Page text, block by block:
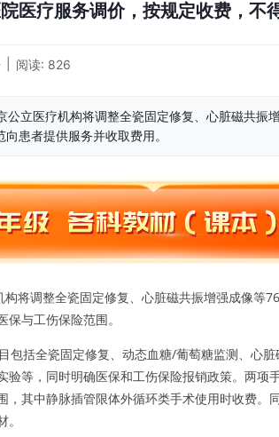
医疗服务调价，按规定收费，不
阅读: 826
公立医疗机构将调整全瓷固定修复、心脏磁共振
患者提供服务并收取费用。
将调整全瓷固定修复、心脏磁共振增强成像等
与工伤保险范围。
包括全瓷固定修复、动态血糖/葡萄糖监测、心
等，同时明确医保和工伤保险报销政策。两项
，其中静脉插管限体外循环类手术使用时收费。